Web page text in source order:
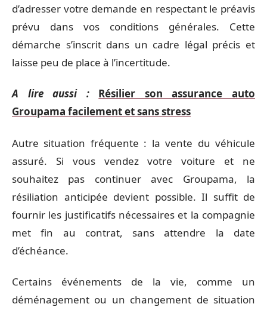
d’adresser votre demande en respectant le préavis
prévu dans vos conditions générales. Cette
démarche s’inscrit dans un cadre légal précis et
laisse peu de place à l’incertitude.
A lire aussi :
Résilier son assurance auto
Groupama facilement et sans stress
Autre situation fréquente : la vente du véhicule
assuré. Si vous vendez votre voiture et ne
souhaitez pas continuer avec Groupama, la
résiliation anticipée devient possible. Il suffit de
fournir les justificatifs nécessaires et la compagnie
met fin au contrat, sans attendre la date
d’échéance.
Certains événements de la vie, comme un
déménagement ou un changement de situation